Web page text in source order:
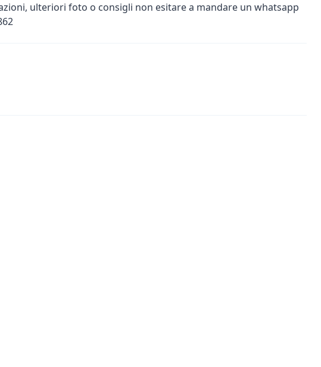
ulteriori foto o consigli non esitare a mandare un whatsapp